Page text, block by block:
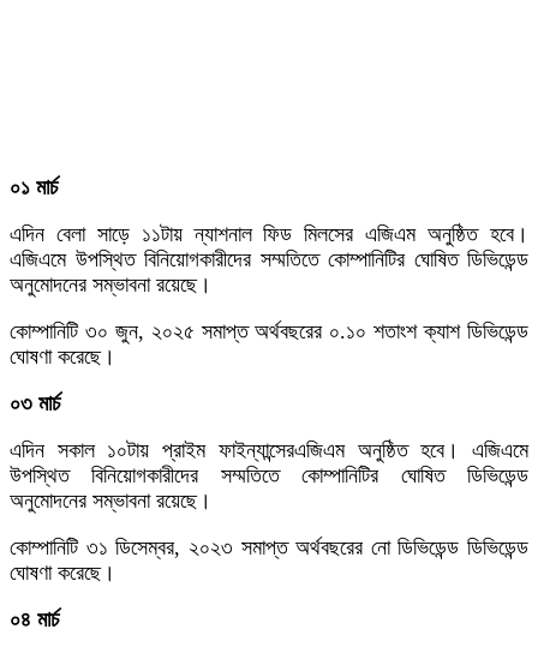
০১ মার্চ
এদিন বেলা সাড়ে ১১টায় ন্যাশনাল ফিড মিলসের এজিএম অনুষ্ঠিত হবে।
এজিএমে উপস্থিত বিনিয়োগকারীদের সম্মতিতে কোম্পানিটির ঘোষিত ডিভিডেন্ড
অনুমোদনের সম্ভাবনা রয়েছে।
কোম্পানিটি ৩০ জুন, ২০২৫ সমাপ্ত অর্থবছরের ০.১০ শতাংশ ক্যাশ ডিভিডেন্ড
ঘোষণা করেছে।
০৩ মার্চ
এদিন সকাল ১০টায় প্রাইম ফাইন্যান্সেরএজিএম অনুষ্ঠিত হবে। এজিএমে
উপস্থিত বিনিয়োগকারীদের সম্মতিতে কোম্পানিটির ঘোষিত ডিভিডেন্ড
অনুমোদনের সম্ভাবনা রয়েছে।
কোম্পানিটি ৩১ ডিসেম্বর, ২০২৩ সমাপ্ত অর্থবছরের নো ডিভিডেন্ড ডিভিডেন্ড
ঘোষণা করেছে।
০৪ মার্চ